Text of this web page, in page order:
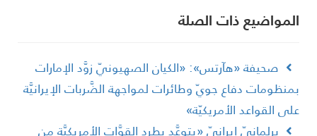
ذات الصلة
صحيفة «هآرتس»: «الكيان الصهيونيّ زوَّد الإمارات
دفاع جويّ وطائرات لمواجهة الضَّربات الإيرانيَّة
القواعد الأمريكيّة»
برلمانيّ إيرانيّ «يتوعَّد بطرد القوَّات الأمريكيَّة من